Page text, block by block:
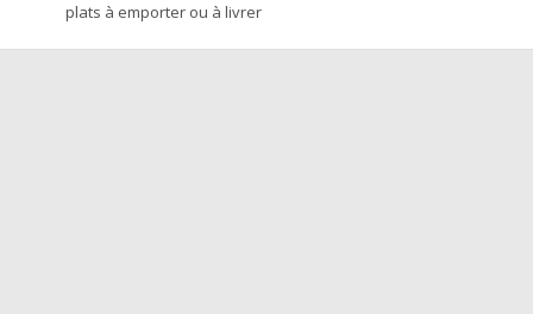
plats à emporter ou à livrer